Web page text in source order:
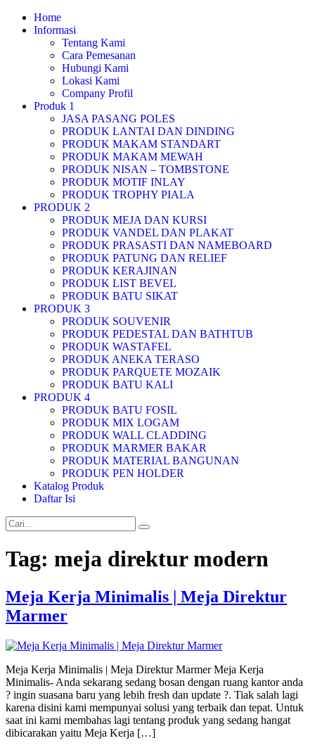
Home
Informasi
Tentang Kami
Cara Pemesanan
Hubungi Kami
Lokasi Kami
Company Profil
Produk 1
JASA PASANG POLES
PRODUK LANTAI DAN DINDING
PRODUK MAKAM STANDART
PRODUK MAKAM MEWAH
PRODUK NISAN – TOMBSTONE
PRODUK MOTIF INLAY
PRODUK TROPHY PIALA
PRODUK 2
PRODUK MEJA DAN KURSI
PRODUK VANDEL DAN PLAKAT
PRODUK PRASASTI DAN NAMEBOARD
PRODUK PATUNG DAN RELIEF
PRODUK KERAJINAN
PRODUK LIST BEVEL
PRODUK BATU SIKAT
PRODUK 3
PRODUK SOUVENIR
PRODUK PEDESTAL DAN BATHTUB
PRODUK WASTAFEL
PRODUK ANEKA TERASO
PRODUK PARQUETE MOZAIK
PRODUK BATU KALI
PRODUK 4
PRODUK BATU FOSIL
PRODUK MIX LOGAM
PRODUK WALL CLADDING
PRODUK MARMER BAKAR
PRODUK MATERIAL BANGUNAN
PRODUK PEN HOLDER
Katalog Produk
Daftar Isi
Tag: meja direktur modern
Meja Kerja Minimalis | Meja Direktur
Marmer
Meja Kerja Minimalis | Meja Direktur Marmer Meja Kerja
Minimalis- Anda sekarang sedang bosan dengan ruang kantor anda
? ingin suasana baru yang lebih fresh dan update ?. Tiak salah lagi
karena disini kami mempunyai solusi yang terbaik dan tepat. Untuk
saat ini kami membahas lagi tentang produk yang sedang hangat
dibicarakan yaitu Meja Kerja […]